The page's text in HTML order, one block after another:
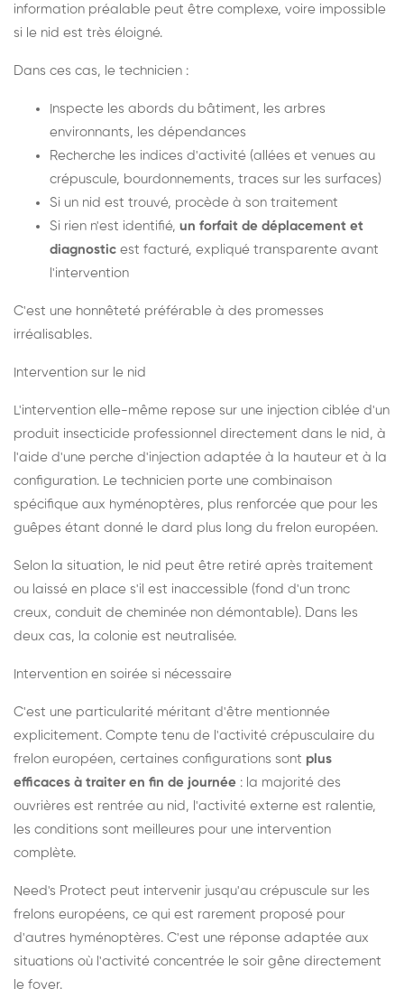
information préalable peut être complexe, voire impossible
si le nid est très éloigné.
Dans ces cas, le technicien :
Inspecte les abords du bâtiment, les arbres
environnants, les dépendances
Recherche les indices d'activité (allées et venues au
crépuscule, bourdonnements, traces sur les surfaces)
Si un nid est trouvé, procède à son traitement
Si rien n'est identifié, un forfait de déplacement et
diagnostic est facturé, expliqué transparente avant
l'intervention
C'est une honnêteté préférable à des promesses
irréalisables.
Intervention sur le nid
L'intervention elle-même repose sur une injection ciblée d'un
produit insecticide professionnel directement dans le nid, à
l'aide d'une perche d'injection adaptée à la hauteur et à la
configuration. Le technicien porte une combinaison
spécifique aux hyménoptères, plus renforcée que pour les
guêpes étant donné le dard plus long du frelon européen.
Selon la situation, le nid peut être retiré après traitement
ou laissé en place s'il est inaccessible (fond d'un tronc
creux, conduit de cheminée non démontable). Dans les
deux cas, la colonie est neutralisée.
Intervention en soirée si nécessaire
C'est une particularité méritant d'être mentionnée
explicitement. Compte tenu de l'activité crépusculaire du
frelon européen, certaines configurations sont plus
efficaces à traiter en fin de journée : la majorité des
ouvrières est rentrée au nid, l'activité externe est ralentie,
les conditions sont meilleures pour une intervention
complète.
Need's Protect peut intervenir jusqu'au crépuscule sur les
frelons européens, ce qui est rarement proposé pour
d'autres hyménoptères. C'est une réponse adaptée aux
situations où l'activité concentrée le soir gêne directement
le foyer.